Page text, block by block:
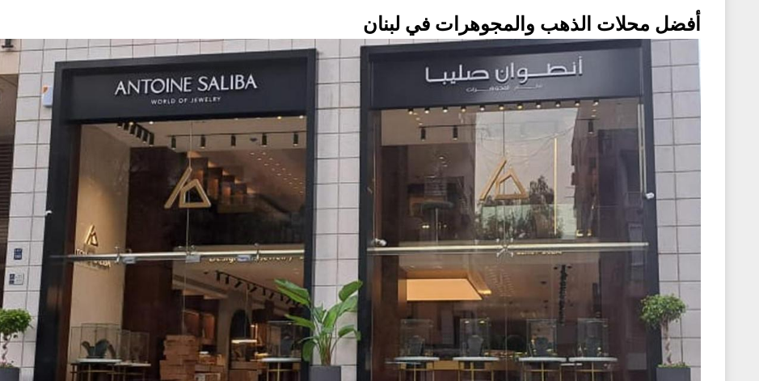
أفضل محلات الذهب والمجوهرات في لبنان